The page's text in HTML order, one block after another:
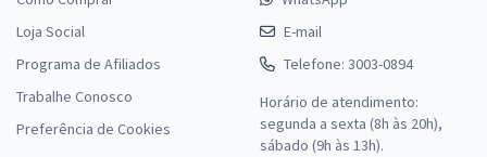
Loja Social
Programa de Afiliados
Trabalhe Conosco
Preferência de Cookies
E-mail
Telefone: 3003-0894
Horário de atendimento:
segunda a sexta (8h às 20h),
sábado (9h às 13h).